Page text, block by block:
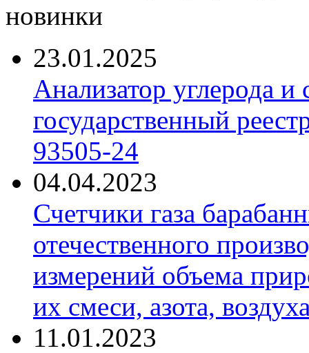
новинки
23.01.2025
Анализатор углерода
государственный
93505-24
04.04.2023
Счетчики газа
отечественного
измерений объема
их смеси, азота,
11.01.2023